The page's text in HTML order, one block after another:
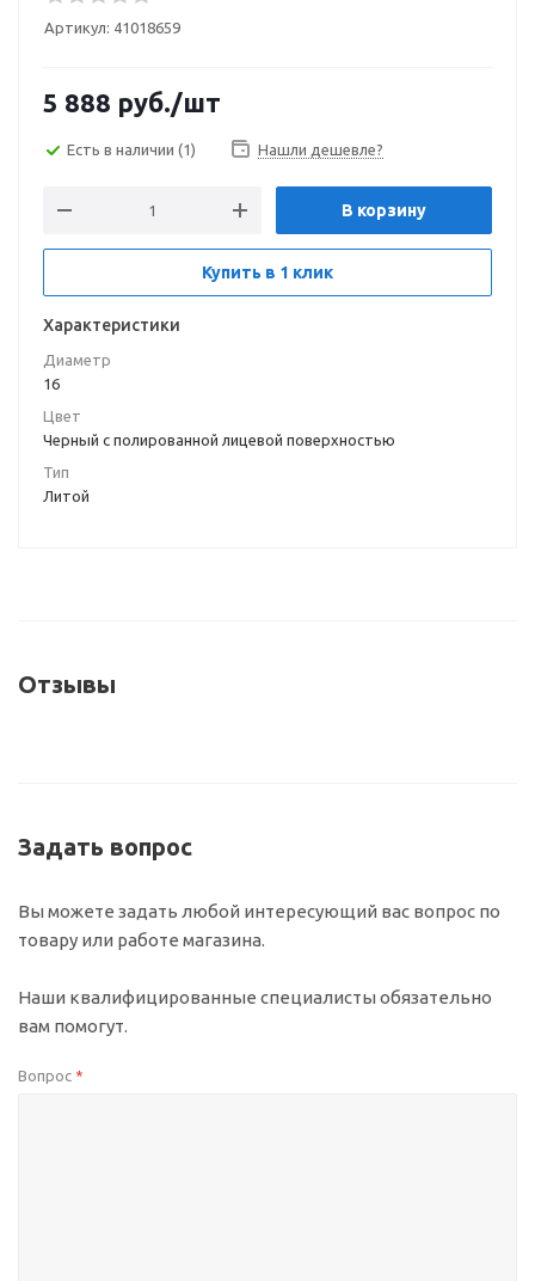
Артикул: 41018659
5 888 руб./шт
Есть в наличии (1) Нашли дешевле?
В корзину
Купить в 1 клик
Характеристики
Диаметр
16
Цвет
Черный с полированной лицевой поверхностью
Тип
Литой
Отзывы
Задать вопрос
Вы можете задать любой интересующий вас вопрос по
товару или работе магазина.
Наши квалифицированные специалисты обязательно
вам помогут.
Вопрос *